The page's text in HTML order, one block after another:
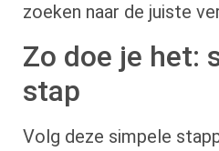
zoeken naar de juiste
Zo doe je het:
stap
Volg deze simpele